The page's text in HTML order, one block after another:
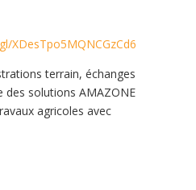
XDesTpo5MQNCGzCd6
terrain, échanges
solutions AMAZONE
agricoles avec